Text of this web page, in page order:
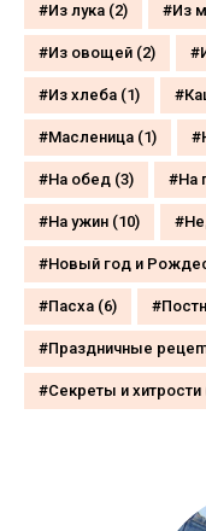
Из лука (2) Из
Из овощей (2)
Из хлеба (1)
Масленица (1)
На обед (3) На
На ужин (10)
Новый год и
Пасха (6)
Праздничные
Секреты и хитрости